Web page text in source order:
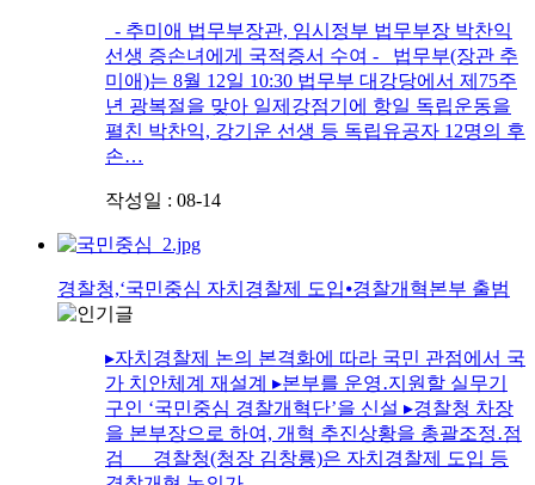
- 추미애 법무부장관, 임시정부 법무부장 박찬익
선생 증손녀에게 국적증서 수여 - 법무부(장관 추
미애)는 8월 12일 10:30 법무부 대강당에서 제75주
년 광복절을 맞아 일제강점기에 항일 독립운동을
펼친 박찬익, 강기운 선생 등 독립유공자 12명의 후
손…
작성일 : 08-14
경찰청,‘국민중심 자치경찰제 도입⦁경찰개혁본부 출범
▸자치경찰제 논의 본격화에 따라 국민 관점에서 국
가 치안체계 재설계 ▸본부를 운영․지원할 실무기
구인 ‘국민중심 경찰개혁단’을 신설 ▸경찰청 차장
을 본부장으로 하여, 개혁 추진상황을 총괄조정․점
검 경찰청(청장 김창룡)은 자치경찰제 도입 등